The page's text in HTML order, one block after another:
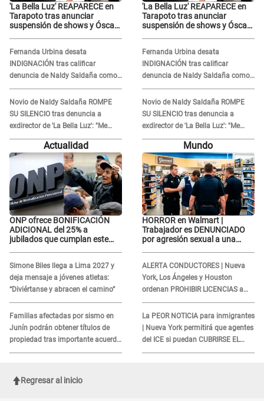
'La Bella Luz' REAPARECE en
Tarapoto tras anunciar
suspensión de shows y Óscar
Fernanda Urbina desata
INDIGNACIÓN tras calificar
denuncia de Naldy Saldaña como
'acto bochornoso': "No es justo
atacar a otra mujer"
Novio de Naldy Saldaña ROMPE
SU SILENCIO tras denuncia a
exdirector de 'La Bella Luz': "Me
basta con que ella esté bien"
'La Bella Luz' REAPARECE en
Tarapoto tras anunciar
suspensión de shows y Óscar
Fernanda Urbina desata
INDIGNACIÓN tras calificar
denuncia de Naldy Saldaña como
'acto bochornoso': "No es justo
atacar a otra mujer"
Novio de Naldy Saldaña ROMPE
SU SILENCIO tras denuncia a
exdirector de 'La Bella Luz': "Me
basta con que ella esté bien"
Actualidad
ONP ofrece BONIFICACIÓN
ADICIONAL del 25% a
jubilados que cumplan este
Simone Biles llega a Lima 2027 y
deja mensaje a jóvenes atletas:
“Diviértanse y abracen el camino”
Familias afectadas por sismo en
Junín podrán obtener títulos de
propiedad tras importante acuerdo
de Cofopri
Mundo
HORROR en Walmart |
Trabajador es DENUNCIADO
por agresión sexual a una
ALERTA CONDUCTORES | Nueva
York, Los Ángeles y Houston
ordenan PROHIBIR LICENCIAS a
quienes no presenten ESTE
DOCUMENTO
La PEOR NOTICIA para inmigrantes
| Nueva York permitirá que agentes
del ICE si puedan CUBRIRSE EL
ROSTRO
Regresar al inicio